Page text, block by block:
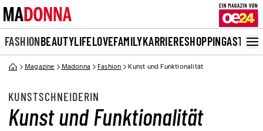
FASHIONBEAUTYLIFELOVEFAMILYKARRIERESHOPPINGASTRO
Magazine Madonna Fashion Kunst und Funktionalität
KUNSTSCHNEIDERIN
Kunst und Funktionalität